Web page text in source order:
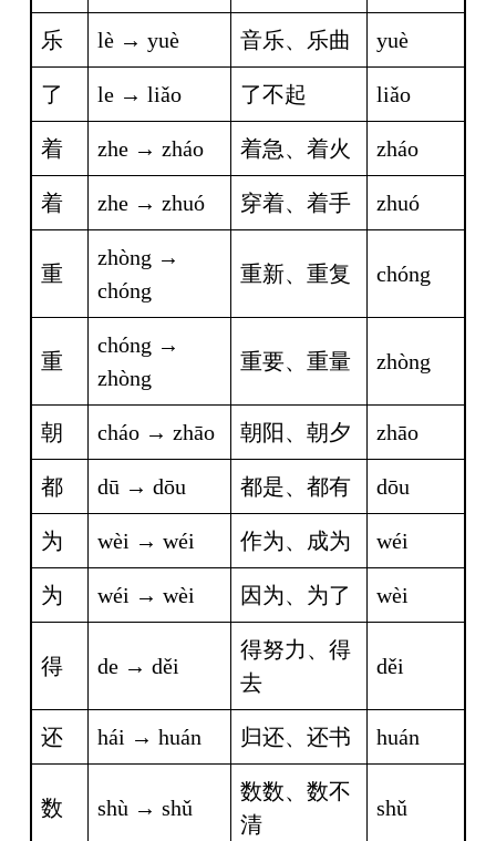
乐 lè → yuè 音乐、乐曲 yuè
了 le → liǎo 了不起 liǎo
着 zhe → zháo 着急、着火 zháo
着 zhe → zhuó 穿着、着手 zhuó
重
zhòng →
chóng
重新、重复 chóng
重
chóng →
zhòng
重要、重量 zhòng
朝 cháo → zhāo 朝阳、朝夕 zhāo
都 dū → dōu 都是、都有 dōu
为 wèi → wéi 作为、成为 wéi
为 wéi → wèi 因为、为了 wèi
得 de → děi
得努力、得
去
děi
还 hái → huán 归还、还书 huán
数 shù → shǔ
数数、数不
清
shǔ